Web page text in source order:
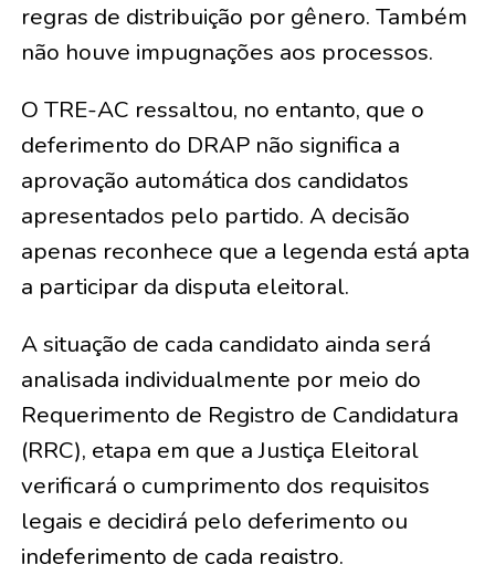
regras de distribuição por gênero. Também
não houve impugnações aos processos.
O TRE-AC ressaltou, no entanto, que o
deferimento do DRAP não significa a
aprovação automática dos candidatos
apresentados pelo partido. A decisão
apenas reconhece que a legenda está apta
a participar da disputa eleitoral.
A situação de cada candidato ainda será
analisada individualmente por meio do
Requerimento de Registro de Candidatura
(RRC), etapa em que a Justiça Eleitoral
verificará o cumprimento dos requisitos
legais e decidirá pelo deferimento ou
indeferimento de cada registro.